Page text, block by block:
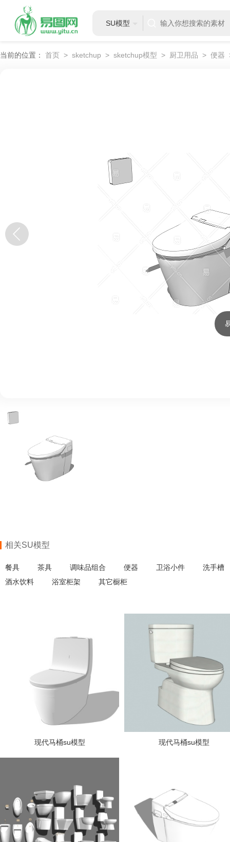
SU模型
当前的位置： 首页 > sketchup > sketchup模型 > 厨卫用品 > 便器
相关SU模型
餐具 茶具 调味品组合 便器 卫浴小件
洗手槽
酒水饮料
浴室柜架 其它橱柜
现代马桶su模型 现代马桶su模型